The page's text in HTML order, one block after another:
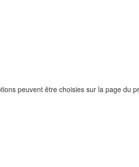
peuvent être choisies sur la page du